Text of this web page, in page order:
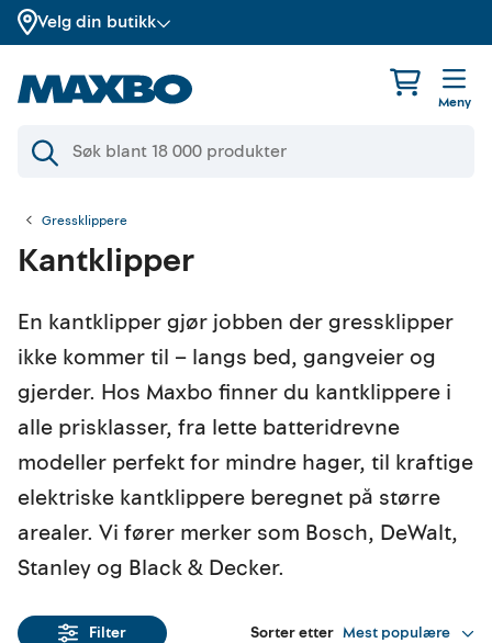
Velg din butikk
Meny
Gressklippere
Kantklipper
En kantklipper gjør jobben der gressklipper
ikke kommer til – langs bed, gangveier og
gjerder. Hos Maxbo finner du kantklippere i
alle prisklasser, fra lette batteridrevne
modeller perfekt for mindre hager, til kraftige
elektriske kantklippere beregnet på større
arealer. Vi fører merker som Bosch, DeWalt,
Stanley og Black & Decker.
Filter Sorter etter Mest populære